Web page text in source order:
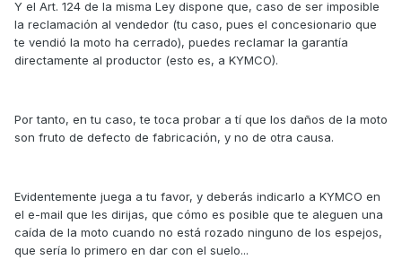
Y el Art. 124 de la misma Ley dispone que, caso de ser imposible
la reclamación al vendedor (tu caso, pues el concesionario que
te vendió la moto ha cerrado), puedes reclamar la garantía
directamente al productor (esto es, a KYMCO).
Por tanto, en tu caso, te toca probar a tí que los daños de la moto
son fruto de defecto de fabricación, y no de otra causa.
Evidentemente juega a tu favor, y deberás indicarlo a KYMCO en
el e-mail que les dirijas, que cómo es posible que te aleguen una
caída de la moto cuando no está rozado ninguno de los espejos,
que sería lo primero en dar con el suelo...